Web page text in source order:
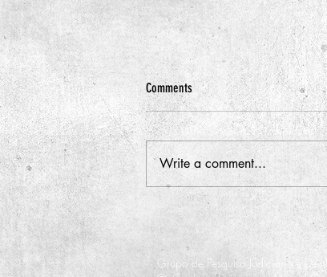
Pesquisa Litigância Contra o Poder
Público: relatório final é publicado
Comments
Write a comment...
Grupo de Pesquisa Judiciário e